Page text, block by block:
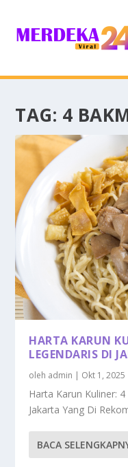
TAG: 4
HARTA KARUN
LEGENDARIS DI
oleh admin | Okt 1, 2025
Harta Karun Kuliner:
Jakarta Yang Di
BACA